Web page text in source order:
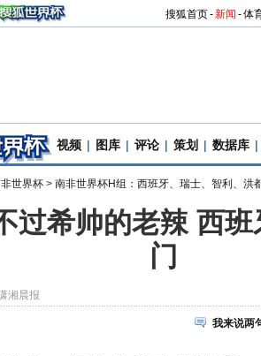
搜狐首页-新闻 -体
视频 | 图库 | 评论 | 策划 | 数据库 |
世界杯 > 南非世界杯H组：西班牙、瑞士、智利、洪
过希帅的老辣 西
门
湘晨报
我来说两